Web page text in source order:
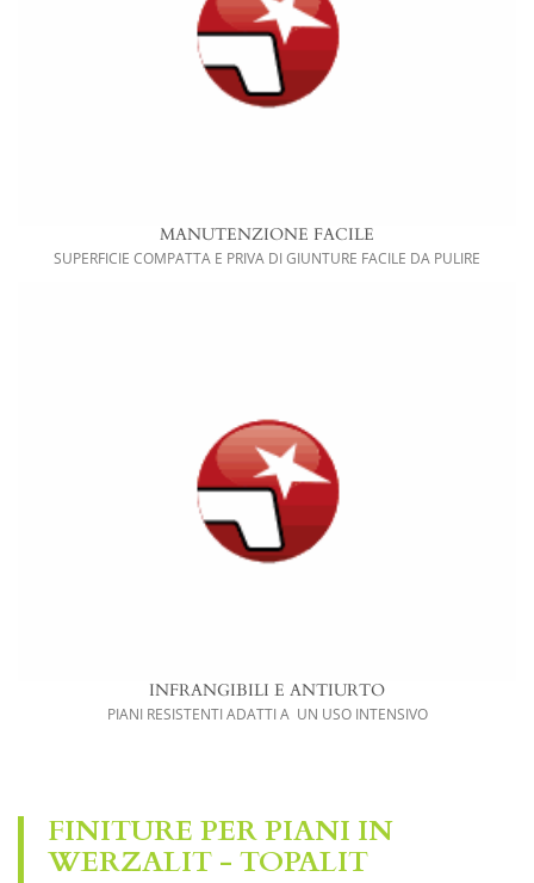
MANUTENZIONE FACILE
SUPERFICIE COMPATTA E PRIVA DI GIUNTURE FACILE DA PULIRE
INFRANGIBILI E ANTIURTO
PIANI RESISTENTI ADATTI A UN USO INTENSIVO
FINITURE PER PIANI IN
WERZALIT - TOPALIT